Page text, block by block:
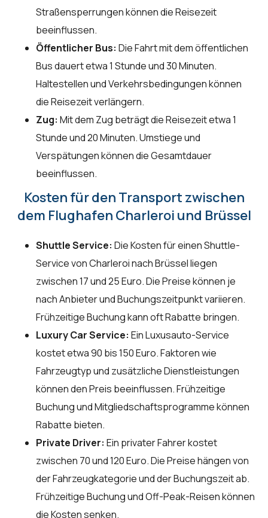
Straßensperrungen können die Reisezeit
beeinflussen.
Öffentlicher Bus: Die Fahrt mit dem öffentlichen
Bus dauert etwa 1 Stunde und 30 Minuten.
Haltestellen und Verkehrsbedingungen können
die Reisezeit verlängern.
Zug: Mit dem Zug beträgt die Reisezeit etwa 1
Stunde und 20 Minuten. Umstiege und
Verspätungen können die Gesamtdauer
beeinflussen.
Kosten für den Transport zwischen
dem Flughafen Charleroi und Brüssel
Shuttle Service: Die Kosten für einen Shuttle-
Service von Charleroi nach Brüssel liegen
zwischen 17 und 25 Euro. Die Preise können je
nach Anbieter und Buchungszeitpunkt variieren.
Frühzeitige Buchung kann oft Rabatte bringen.
Luxury Car Service: Ein Luxusauto-Service
kostet etwa 90 bis 150 Euro. Faktoren wie
Fahrzeugtyp und zusätzliche Dienstleistungen
können den Preis beeinflussen. Frühzeitige
Buchung und Mitgliedschaftsprogramme können
Rabatte bieten.
Private Driver: Ein privater Fahrer kostet
zwischen 70 und 120 Euro. Die Preise hängen von
der Fahrzeugkategorie und der Buchungszeit ab.
Frühzeitige Buchung und Off-Peak-Reisen können
die Kosten senken.